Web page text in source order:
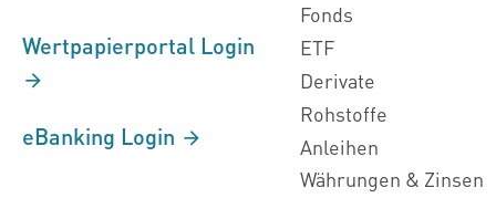
Wertpapierportal Login
eBanking Login
Fonds
ETF
Derivate
Rohstoffe
Anleihen
Währungen & Zinsen